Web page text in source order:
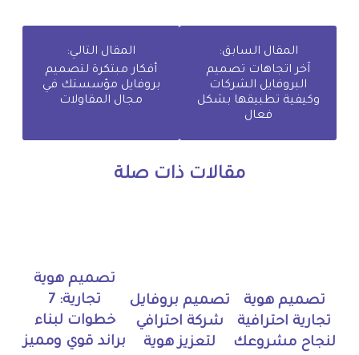
المقال السابق:
آخر اتجاهات تصميم
البروفايل الشركات
وكيفية تطبيقها بشكل
فعال
المقال التالي:
أفكار مبتكرة لتصميم
بروفايل مؤسستك في
مجال المقاولات
مقالات ذات صلة
تصميم هوية
تجارية احترافية
لنجاح مشروعك
تصميم بروفايل
شركة احترافي
لتعزيز هوية
تصميم هوية
تجارية: 7
خطوات لبناء
براند قوي ومميز